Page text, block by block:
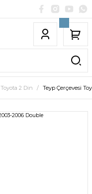
Toyota 2 Din Teyp Çerçevesi